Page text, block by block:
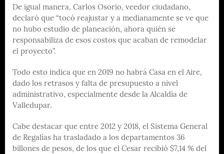
De igual manera, Carlos Osorio, veedor ciudadano,
declaró que “tocó reajustar y a medianamente se ve que
no hubo estudio de planeación, ahora quién se
responsabiliza de esos costos que acaban de remodelar
el proyecto”.
Todo esto indica que en 2019 no habrá Casa en el Aire,
dado los retrasos y falta de presupuesto a nivel
administrativo, especialmente desde la Alcaldía de
Valledupar.
Cabe destacar que entre 2012 y 2018, el Sistema General
de Regalías ha trasladado a los departamentos 36
billones de pesos, de los que el Cesar recibió $7,14 % del